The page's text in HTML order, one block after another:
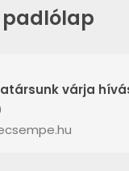
padlólap
várja